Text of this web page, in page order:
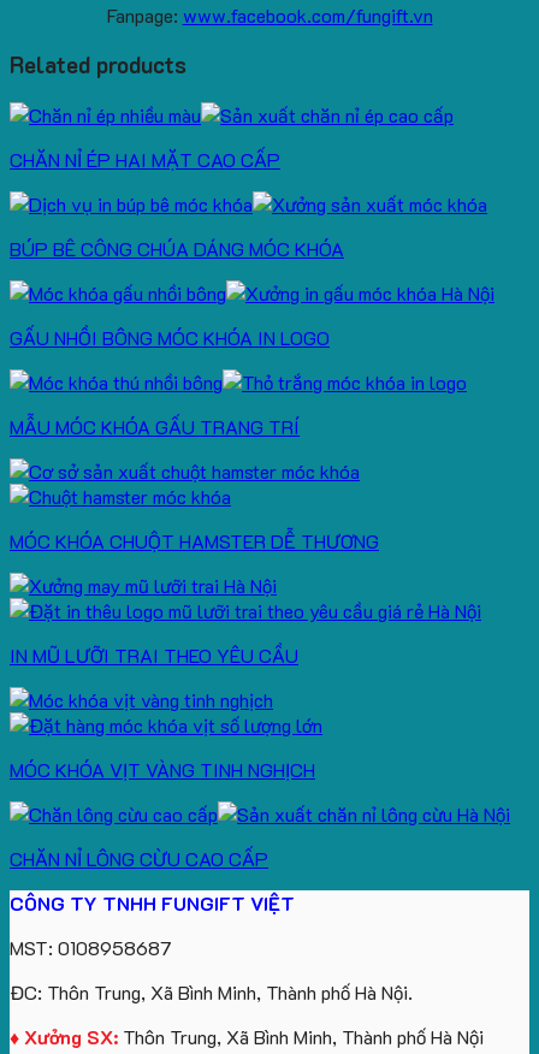
Fanpage: www.facebook.com/fungift.vn
Related products
CHĂN NỈ ÉP HAI MẶT CAO CẤP
BÚP BÊ CÔNG CHÚA DÁNG MÓC KHÓA
GẤU NHỒI BÔNG MÓC KHÓA IN LOGO
MẪU MÓC KHÓA GẤU TRANG TRÍ
MÓC KHÓA CHUỘT HAMSTER DỄ THƯƠNG
IN MŨ LƯỠI TRAI THEO YÊU CẦU
MÓC KHÓA VỊT VÀNG TINH NGHỊCH
CHĂN NỈ LÔNG CỪU CAO CẤP
CÔNG TY TNHH FUNGIFT VIỆT
MST: 0108958687
ĐC: Thôn Trung, Xã Bình Minh, Thành phố Hà Nội.
♦ Xưởng SX: Thôn Trung, Xã Bình Minh, Thành phố Hà Nội